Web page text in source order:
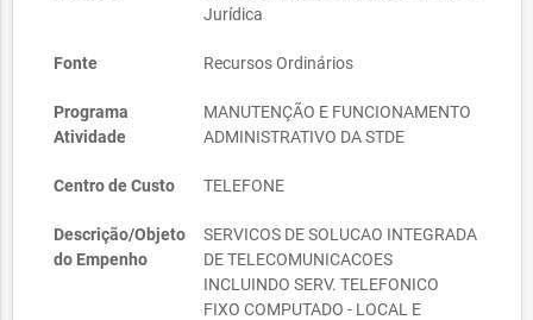
Jurídica
Fonte Recursos Ordinários
Programa
Atividade
MANUTENÇÃO E FUNCIONAMENTO
ADMINISTRATIVO DA STDE
Centro de Custo TELEFONE
Descrição/Objeto
do Empenho
SERVICOS DE SOLUCAO INTEGRADA
DE TELECOMUNICACOES
INCLUINDO SERV. TELEFONICO
FIXO COMPUTADO - LOCAL E